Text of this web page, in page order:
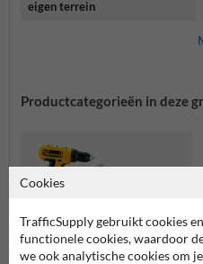
eigen terrein
Productcategorieën in deze
Cookies
TrafficSupply gebruikt cookies
functionele cookies, waardoor
we ook analytische cookies om